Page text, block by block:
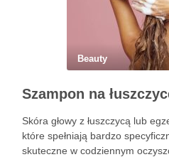
Beauty
Skóra głowy z łuszczycą lub
które spełniają bardzo
skuteczne w codziennym